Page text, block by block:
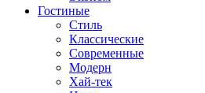
Гостиные
Стиль
Классические
Современные
Модерн
Хай-тек